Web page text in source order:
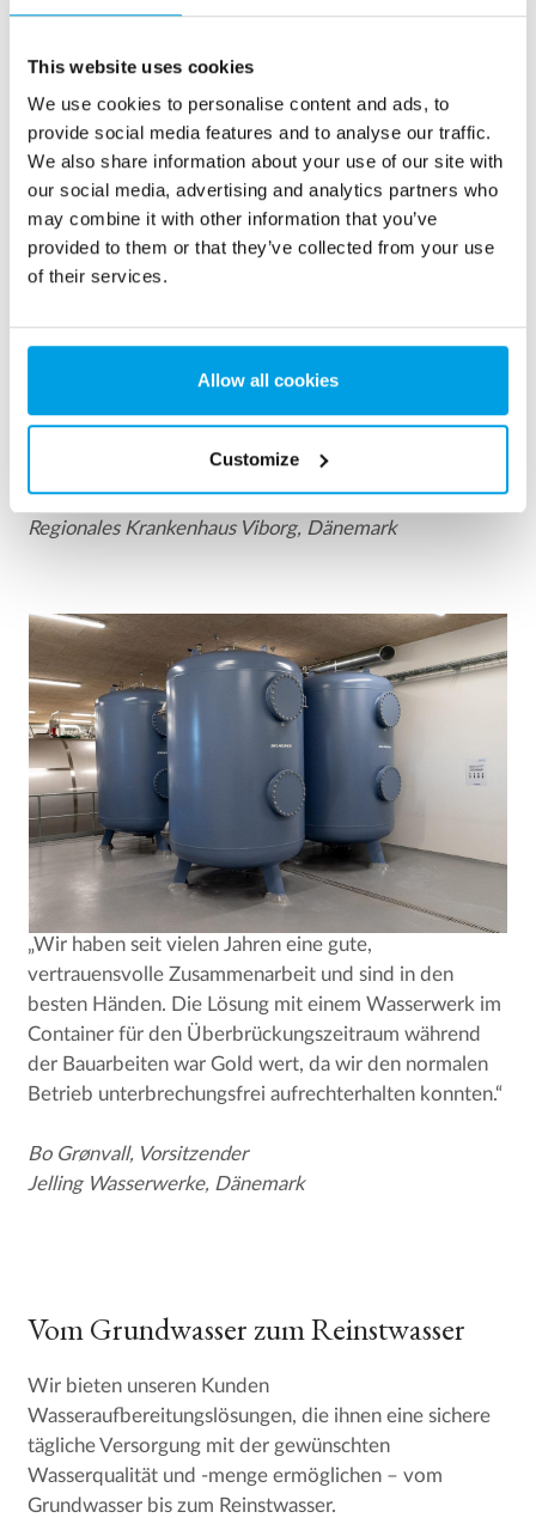
This website uses cookies
We use cookies to personalise content and ads, to
provide social media features and to analyse our traffic.
We also share information about your use of our site with
our social media, advertising and analytics partners who
may combine it with other information that you’ve
provided to them or that they’ve collected from your use
of their services.
Allow all cookies
Customize
„Wir sind sehr zufrieden. Das Projekt verlief nach Plan.
Das Sterilisationszentrum funktioniert ordnungsgemäß
und die angestrebte Wasserqualität ist verfügbar“.
Projektleiter und Maschinenbauingenieur
Regionales Krankenhaus Viborg, Dänemark
„Wir haben seit vielen Jahren eine gute,
vertrauensvolle Zusammenarbeit und sind in den
besten Händen. Die Lösung mit einem Wasserwerk im
Container für den Überbrückungszeitraum während
der Bauarbeiten war Gold wert, da wir den normalen
Betrieb unterbrechungsfrei aufrechterhalten konnten.“
Bo Grønvall, Vorsitzender
Jelling Wasserwerke, Dänemark
Vom Grundwasser zum Reinstwasser
Wir bieten unseren Kunden
Wasseraufbereitungslösungen, die ihnen eine sichere
tägliche Versorgung mit der gewünschten
Wasserqualität und -menge ermöglichen – vom
Grundwasser bis zum Reinstwasser.